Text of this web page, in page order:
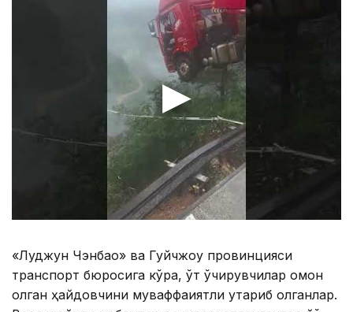
«Луджун Чэнбао» ва Гуйчжоу провинцияси
транспорт бюросига кўра, ўт ўчирувчилар омон
қолган ҳайдовчини муваффақиятли қутқариб олганлар.